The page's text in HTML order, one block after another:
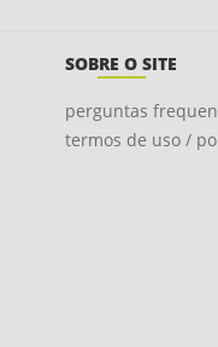
SOBRE O SITE
perguntas
termos de uso /